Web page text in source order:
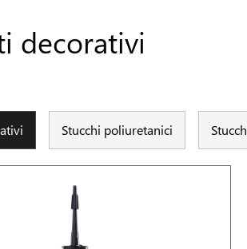
decorativi
Stucchi poliuretanici